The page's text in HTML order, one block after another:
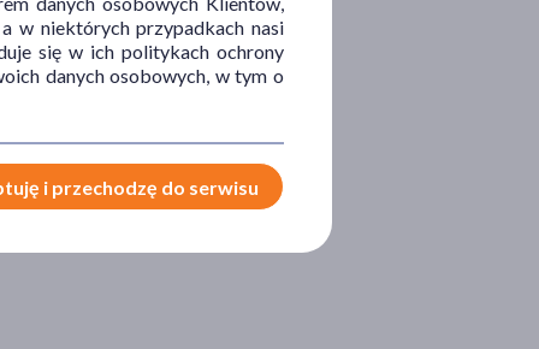
w niektórych przypadkach nasi
się w ich politykach ochrony
danych osobowych, w tym o
i przechodzę do serwisu